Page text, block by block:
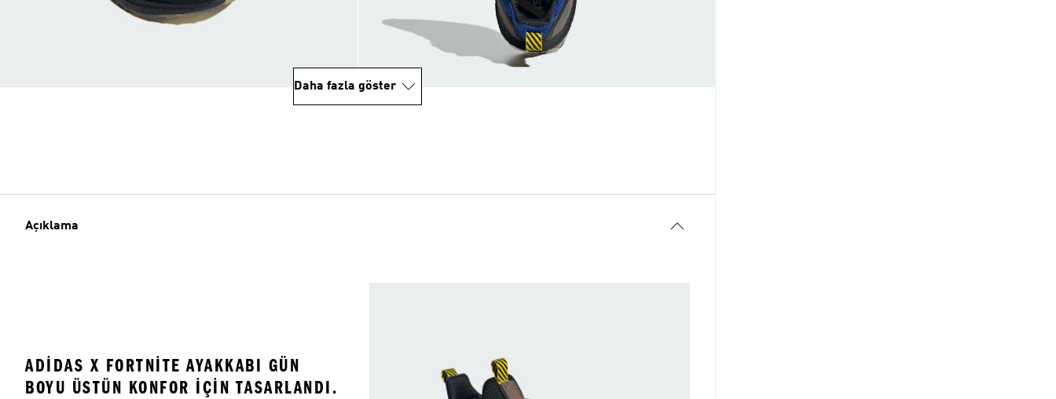
Daha fazla göster
Açıklama
ADIDAS X FORTNITE AYAKKABI GÜN
BOYU ÜSTÜN KONFOR IÇIN TASARLANDI.